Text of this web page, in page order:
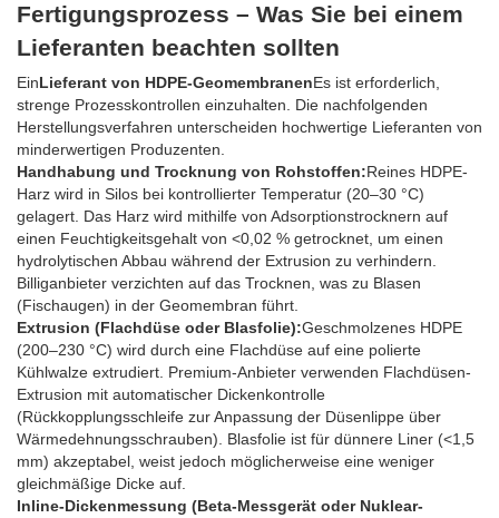
Fertigungsprozess – Was Sie bei einem
Lieferanten beachten sollten
EinLieferant von HDPE-GeomembranenEs ist erforderlich,
strenge Prozesskontrollen einzuhalten. Die nachfolgenden
Herstellungsverfahren unterscheiden hochwertige Lieferanten von
minderwertigen Produzenten.
Handhabung und Trocknung von Rohstoffen:Reines HDPE-
Harz wird in Silos bei kontrollierter Temperatur (20–30 °C)
gelagert. Das Harz wird mithilfe von Adsorptionstrocknern auf
einen Feuchtigkeitsgehalt von <0,02 % getrocknet, um einen
hydrolytischen Abbau während der Extrusion zu verhindern.
Billiganbieter verzichten auf das Trocknen, was zu Blasen
(Fischaugen) in der Geomembran führt.
Extrusion (Flachdüse oder Blasfolie):Geschmolzenes HDPE
(200–230 °C) wird durch eine Flachdüse auf eine polierte
Kühlwalze extrudiert. Premium-Anbieter verwenden Flachdüsen-
Extrusion mit automatischer Dickenkontrolle
(Rückkopplungsschleife zur Anpassung der Düsenlippe über
Wärmedehnungsschrauben). Blasfolie ist für dünnere Liner (<1,5
mm) akzeptabel, weist jedoch möglicherweise eine weniger
gleichmäßige Dicke auf.
Inline-Dickenmessung (Beta-Messgerät oder Nuklear-